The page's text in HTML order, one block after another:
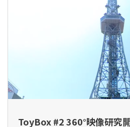
ToyBox #2 360°映像研究